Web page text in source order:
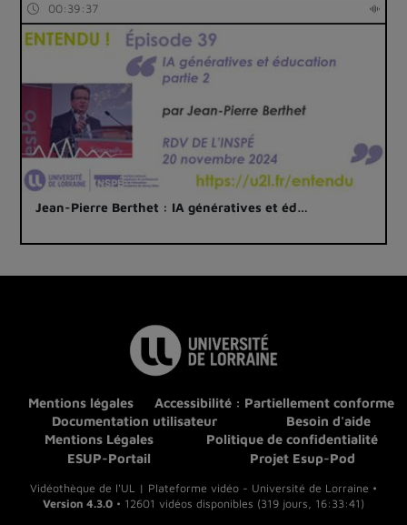
00:39:37
Jean-Pierre Berthet : IA génératives et éd…
Mentions légales
Accessibilité : Partiellement conforme
Documentation utilisateur
Besoin d'aide
Mentions Légales
Politique de confidentialité
ESUP-Portail
Projet Esup-Pod
Vidéothèque de l'UL | Plateforme vidéo - Université de Lorraine •
Version 4.3.0 • 12601 vidéos disponibles (319 jours, 16:33:41)